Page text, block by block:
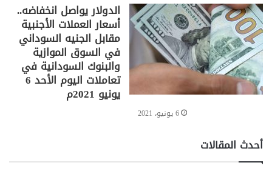
الدولار يواصل انخفاضه..
أسعار العملات الأجنبية
مقابل الجنيه السوداني
في السوق الموازية
والبنوك السودانية في
تعاملات اليوم الأحد 6
يونيو 2021م
6 يونيو، 2021
أحدث المقالات